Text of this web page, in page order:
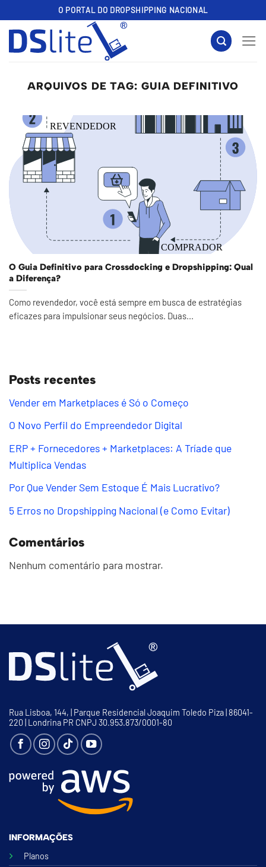
to
content
O PORTAL DO DROPSHIPPING NACIONAL
ARQUIVOS DE TAG: GUIA DEFINITIVO
O Guia Definitivo para Crossdocking e Dropshipping: Qual
a Diferença?
Como revendedor, você está sempre em busca de estratégias
eficazes para impulsionar seus negócios. Duas...
Posts recentes
Vender em Marketplaces é Só o Começo
O Novo Perfil do Empreendedor Digital
ERP + Fornecedores + Marketplaces: A Tríade que
Multiplica Vendas
Por Que Vender Sem Estoque É Mais Lucrativo?
5 Erros no Dropshipping Nacional (e Como Evitar)
Comentários
Nenhum comentário para mostrar.
Rua Lisboa, 144, | Parque Residencial Joaquim Toledo Piza | 86041-
220 | Londrina PR CNPJ 30.953.873/0001-80
INFORMAÇÕES
Planos